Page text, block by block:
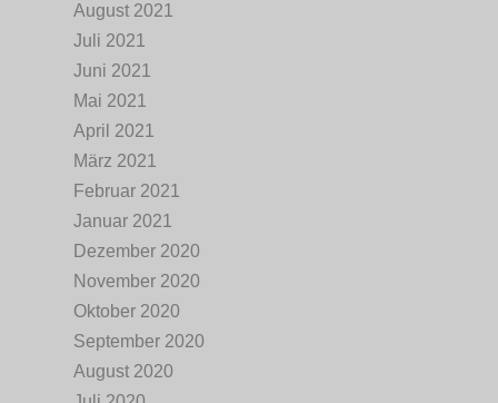
August 2021
Juli 2021
Juni 2021
Mai 2021
April 2021
März 2021
Februar 2021
Januar 2021
Dezember 2020
November 2020
Oktober 2020
September 2020
August 2020